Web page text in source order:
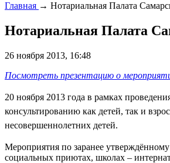
Главная → Нотариальная Палата
Нотариальная Палата
26 ноября 2013, 16:48
Посмотреть презентацию о
20 ноября 2013 года в рамках
консультированию как детей, так и
несовершеннолетних детей.
Мероприятия по заранее
социальных приютах, школах –